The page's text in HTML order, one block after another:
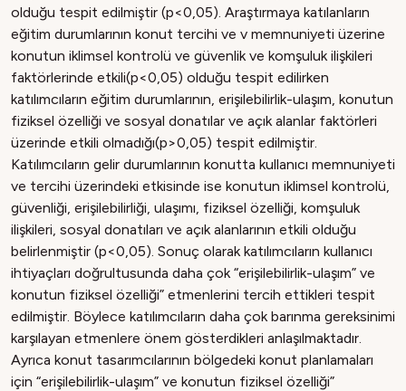
olduğu tespit edilmiştir (p<0,05). Araştırmaya katılanların
eğitim durumlarının konut tercihi ve v memnuniyeti üzerine
konutun iklimsel kontrolü ve güvenlik ve komşuluk ilişkileri
faktörlerinde etkili(p<0,05) olduğu tespit edilirken
katılımcıların eğitim durumlarının, erişilebilirlik-ulaşım, konutun
fiziksel özelliği ve sosyal donatılar ve açık alanlar faktörleri
üzerinde etkili olmadığı(p>0,05) tespit edilmiştir.
Katılımcıların gelir durumlarının konutta kullanıcı memnuniyeti
ve tercihi üzerindeki etkisinde ise konutun iklimsel kontrolü,
güvenliği, erişilebilirliği, ulaşımı, fiziksel özelliği, komşuluk
ilişkileri, sosyal donatıları ve açık alanlarının etkili olduğu
belirlenmiştir (p<0,05). Sonuç olarak katılımcıların kullanıcı
ihtiyaçları doğrultusunda daha çok “erişilebilirlik-ulaşım” ve
konutun fiziksel özelliği” etmenlerini tercih ettikleri tespit
edilmiştir. Böylece katılımcıların daha çok barınma gereksinimi
karşılayan etmenlere önem gösterdikleri anlaşılmaktadır.
Ayrıca konut tasarımcılarının bölgedeki konut planlamaları
için “erişilebilirlik-ulaşım” ve konutun fiziksel özelliği”